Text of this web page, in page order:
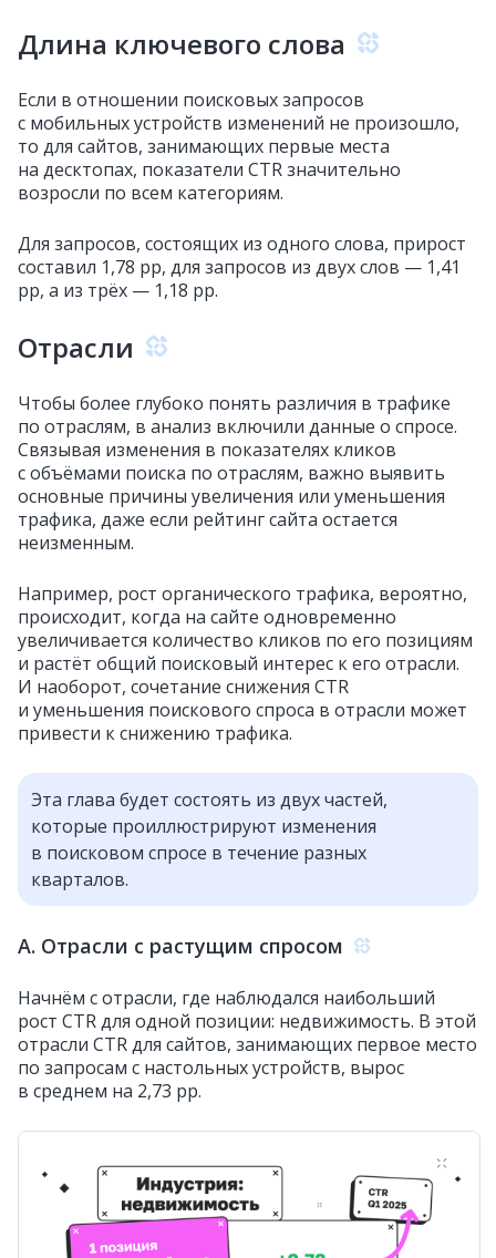
Длина ключевого слова
Если в отношении поисковых запросов
с мобильных устройств изменений не произошло,
то для сайтов, занимающих первые места
на десктопах, показатели CTR значительно
возросли по всем категориям.
Для запросов, состоящих из одного слова, прирост
составил 1,78 pp, для запросов из двух слов — 1,41
pp, а из трёх — 1,18 pp.
Отрасли
Чтобы более глубоко понять различия в трафике
по отраслям, в анализ включили данные о спросе.
Связывая изменения в показателях кликов
с объёмами поиска по отраслям, важно выявить
основные причины увеличения или уменьшения
трафика, даже если рейтинг сайта остается
неизменным.
Например, рост органического трафика, вероятно,
происходит, когда на сайте одновременно
увеличивается количество кликов по его позициям
и растёт общий поисковый интерес к его отрасли.
И наоборот, сочетание снижения CTR
и уменьшения поискового спроса в отрасли может
привести к снижению трафика.
Эта глава будет состоять из двух частей,
которые проиллюстрируют изменения
в поисковом спросе в течение разных
кварталов.
A. Отрасли с растущим спросом
Начнём с отрасли, где наблюдался наибольший
рост CTR для одной позиции: недвижимость. В этой
отрасли CTR для сайтов, занимающих первое место
по запросам с настольных устройств, вырос
в среднем на 2,73 pp.